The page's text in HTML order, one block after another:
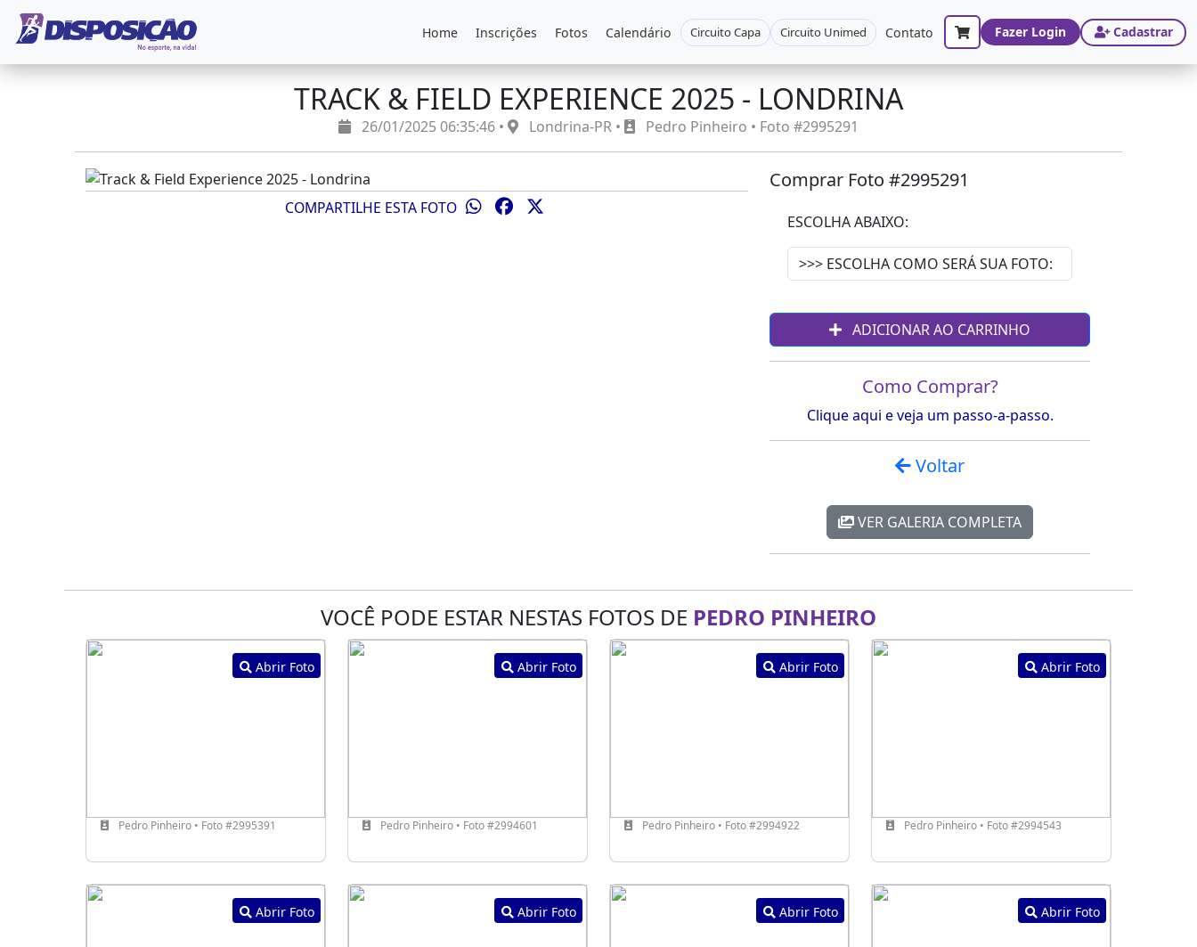
Home Inscrições Fotos Calendário Circuito Capa Circuito Unimed Contato Fazer Login Cadastrar
TRACK & FIELD EXPERIENCE 2025 - LONDRINA
26/01/2025 06:35:46 • Londrina-PR • Pedro Pinheiro • Foto #2995291
COMPARTILHE ESTA FOTO
Comprar Foto #2995291
ESCOLHA ABAIXO:
ADICIONAR AO CARRINHO
Como Comprar?
Clique aqui e veja um passo-a-passo.
Voltar
VER GALERIA COMPLETA
VOCÊ PODE ESTAR NESTAS FOTOS DE PEDRO PINHEIRO
Abrir Foto
Pedro Pinheiro • Foto #2995391
Abrir Foto
Pedro Pinheiro • Foto #2994601
Abrir Foto
Pedro Pinheiro • Foto #2994922
Abrir Foto
Pedro Pinheiro • Foto #2994543
Abrir Foto Abrir Foto Abrir Foto Abrir Foto